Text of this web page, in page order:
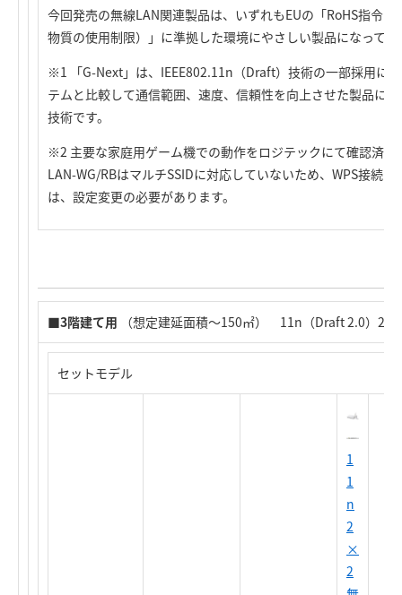
今回発売の無線LAN関連製品は、いずれもEUの「RoHS指令
物質の使用制限）」に準拠した環境にやさしい製品になってい
※1 「G-Next」は、IEEE802.11n（Draft）技術の一部採用に
テムと比較して通信範囲、速度、信頼性を向上させた製品に
技術です。
※2 主要な家庭用ゲーム機での動作をロジテックにて確認済み
LAN-WG/RBはマルチSSIDに対応していないため、WPS接続
は、設定変更の必要があります。
■3階建て用 （想定建延面積～150㎡） 11n（Draft 2.0）
セットモデル
1
1
n
2
×
2